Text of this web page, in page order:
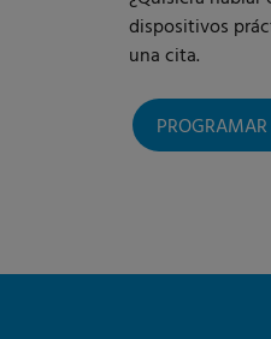
dispositivos
una cita.